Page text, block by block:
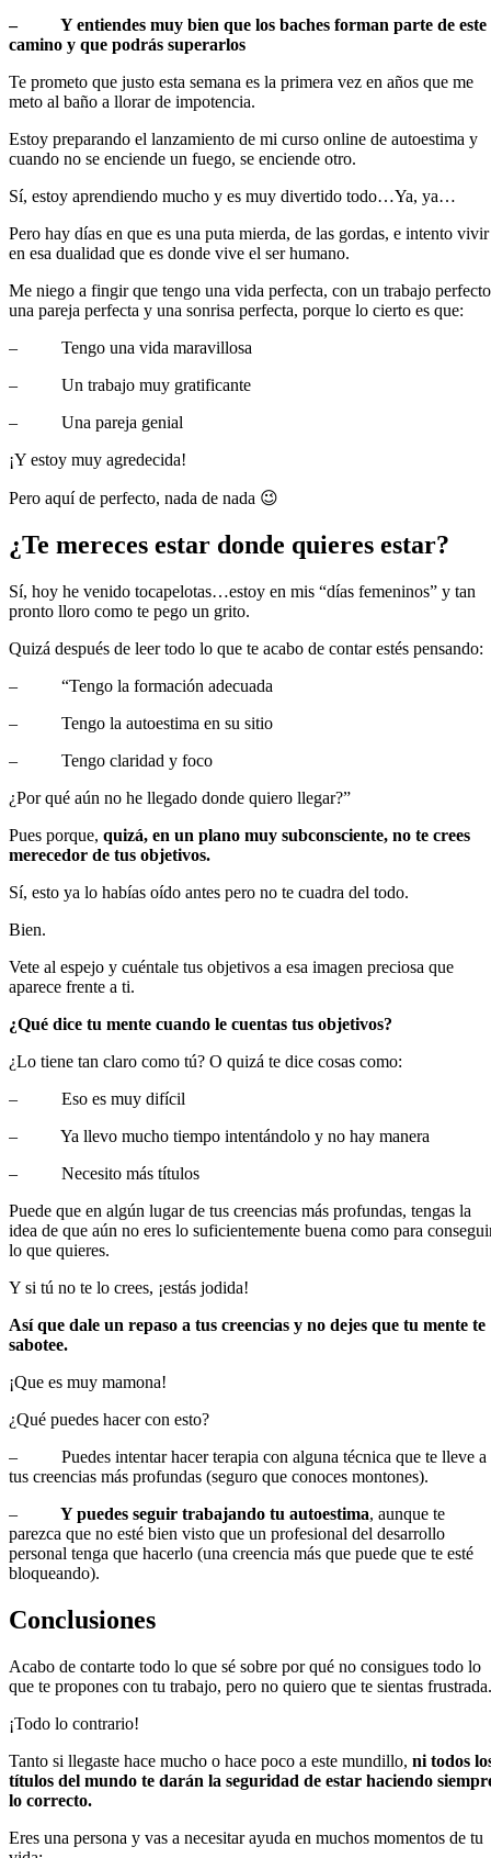
– Y entiendes muy bien que los baches forman parte de este
camino y que podrás superarlos
Te prometo que justo esta semana es la primera vez en años que me
meto al baño a llorar de impotencia.
Estoy preparando el lanzamiento de mi curso online de autoestima y
cuando no se enciende un fuego, se enciende otro.
Sí, estoy aprendiendo mucho y es muy divertido todo…Ya, ya…
Pero hay días en que es una puta mierda, de las gordas, e intento vivir
en esa dualidad que es donde vive el ser humano.
Me niego a fingir que tengo una vida perfecta, con un trabajo
una pareja perfecta y una sonrisa perfecta, porque lo cierto es que:
– Tengo una vida maravillosa
– Un trabajo muy gratificante
– Una pareja genial
¡Y estoy muy agredecida!
Pero aquí de perfecto, nada de nada 😉
¿Te mereces estar donde quieres estar?
Sí, hoy he venido tocapelotas…estoy en mis “días femeninos” y tan
pronto lloro como te pego un grito.
Quizá después de leer todo lo que te acabo de contar estés pensando:
– “Tengo la formación adecuada
– Tengo la autoestima en su sitio
– Tengo claridad y foco
¿Por qué aún no he llegado donde quiero llegar?”
Pues porque, quizá, en un plano muy subconsciente, no te crees
merecedor de tus objetivos.
Sí, esto ya lo habías oído antes pero no te cuadra del todo.
Bien.
Vete al espejo y cuéntale tus objetivos a esa imagen preciosa que
aparece frente a ti.
¿Qué dice tu mente cuando le cuentas tus objetivos?
¿Lo tiene tan claro como tú? O quizá te dice cosas como:
– Eso es muy difícil
– Ya llevo mucho tiempo intentándolo y no hay manera
– Necesito más títulos
Puede que en algún lugar de tus creencias más profundas, tengas la
idea de que aún no eres lo suficientemente buena como para
lo que quieres.
Y si tú no te lo crees, ¡estás jodida!
Así que dale un repaso a tus creencias y no dejes que tu mente te
sabotee.
¡Que es muy mamona!
¿Qué puedes hacer con esto?
– Puedes intentar hacer terapia con alguna técnica que te lleve a
tus creencias más profundas (seguro que conoces montones).
–
Y puedes seguir trabajando tu autoestima, aunque te
parezca que no esté bien visto que un profesional del desarrollo
personal tenga que hacerlo (una creencia más que puede que te esté
bloqueando).
Conclusiones
Acabo de contarte todo lo que sé sobre por qué no consigues todo lo
que te propones con tu trabajo, pero no quiero que te sientas frustrada.
¡Todo lo contrario!
Tanto si llegaste hace mucho o hace poco a este mundillo, ni todos
títulos del mundo te darán la seguridad de estar haciendo
lo correcto.
Eres una persona y vas a necesitar ayuda en muchos momentos de tu